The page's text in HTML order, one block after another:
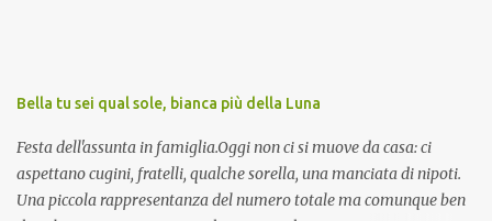
Bella tu sei qual sole, bianca più della Luna
Festa dell'assunta in famiglia.Oggi non ci si muove da casa: ci
aspettano cugini, fratelli, qualche sorella, una manciata di nipoti.
Una piccola rappresentanza del numero totale ma comunque ben